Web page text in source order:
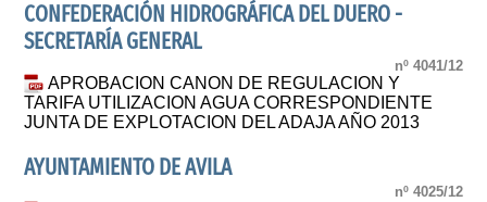
CONFEDERACIÓN HIDROGRÁFICA DEL DUERO -
SECRETARÍA GENERAL
nº 4041/12
APROBACION CANON DE REGULACION Y
TARIFA UTILIZACION AGUA CORRESPONDIENTE
JUNTA DE EXPLOTACION DEL ADAJA AÑO 2013
AYUNTAMIENTO DE AVILA
nº 4025/12